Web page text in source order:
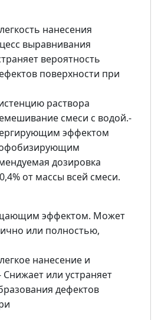
нанесения
выравнивания
вероятность
поверхности при
раствора
смеси с водой.-
эффектом
дозировка
от массы всей смеси.
эффектом. Может
или полностью,
нанесение и
или устраняет
дефектов